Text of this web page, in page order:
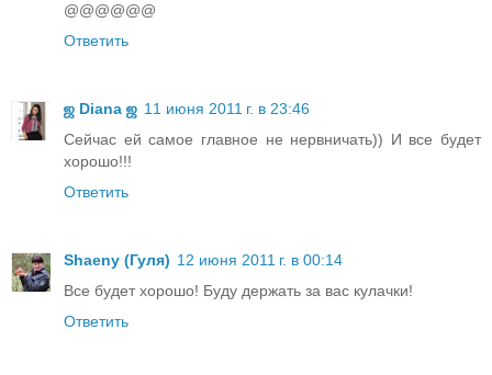
@@@@@@
Ответить
ஜ Diana ஜ 11 июня 2011 г. в 23:46
Сейчас ей самое главное не нервничать)) И все будет
хорошо!!!
Ответить
Shaeny (Гуля) 12 июня 2011 г. в 00:14
Все будет хорошо! Буду держать за вас кулачки!
Ответить